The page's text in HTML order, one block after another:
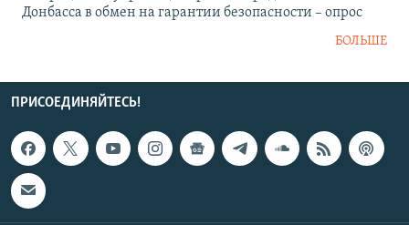
Донбасса в обмен на гарантии безопасности – опрос
БОЛЬШЕ
ПРИСОЕДИНЯЙТЕСЬ!